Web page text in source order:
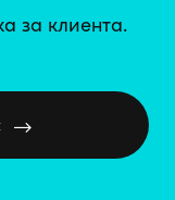
за клиента.
